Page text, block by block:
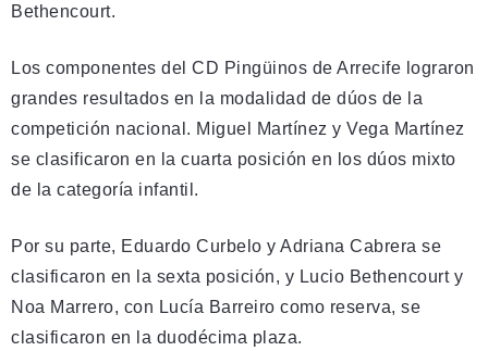
Bethencourt.
Los componentes del CD Pingüinos de Arrecife lograron
grandes resultados en la modalidad de dúos de la
competición nacional. Miguel Martínez y Vega Martínez
se clasificaron en la cuarta posición en los dúos mixto
de la categoría infantil.
Por su parte, Eduardo Curbelo y Adriana Cabrera se
clasificaron en la sexta posición, y Lucio Bethencourt y
Noa Marrero, con Lucía Barreiro como reserva, se
clasificaron en la duodécima plaza.